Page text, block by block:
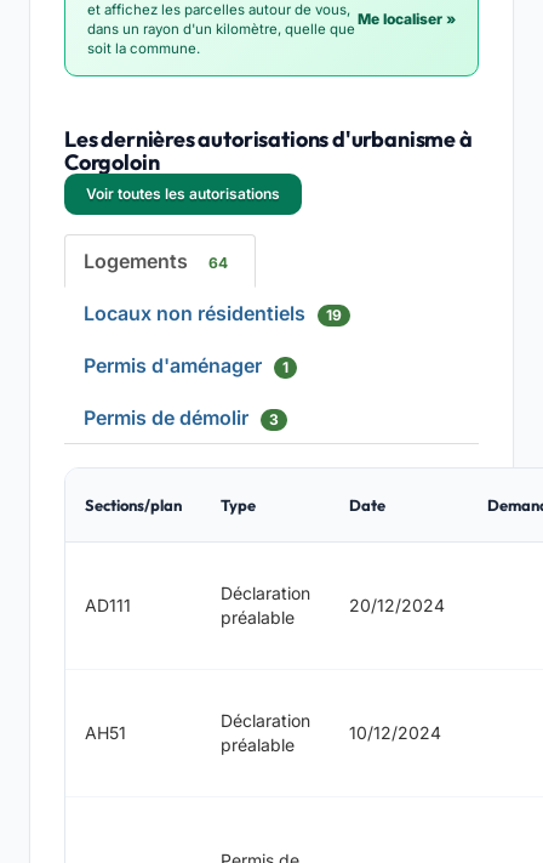
et affichez les parcelles autour de vous,
dans un rayon d'un kilomètre, quelle que
soit la commune.
Me localiser »
Les dernières autorisations d'urbanisme à
Corgoloin
Voir toutes les autorisations
Logements 64
Locaux non résidentiels 19
Permis d'aménager 1
Permis de démolir 3
Sections/plan Type Date
AD111
Déclaration
préalable
20/12/2024
AH51
Déclaration
préalable
10/12/2024